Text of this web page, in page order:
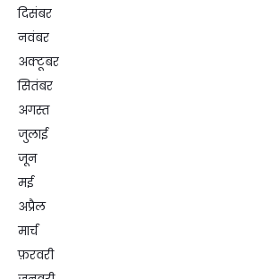
दिसंबर
नवंबर
अक्टूबर
सितंबर
अगस्त
जुलाई
जून
मई
अप्रैल
मार्च
फ़रवरी